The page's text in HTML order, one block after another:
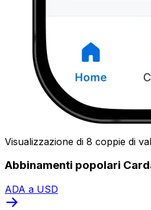
Visualizzazione di 8 coppie di
Abbinamenti popolari
ADA a USD